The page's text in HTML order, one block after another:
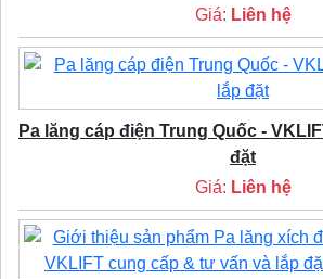
Giá: Liên hệ
Pa lăng cáp điện Trung Quốc -
đặt
Giá: Liên hệ